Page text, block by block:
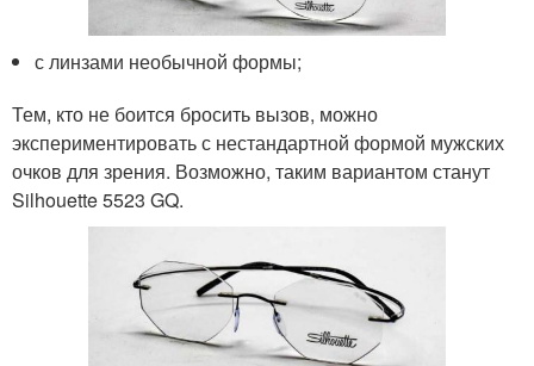
с линзами необычной формы;
Тем, кто не боится бросить вызов, можно
экспериментировать с нестандартной формой мужских
очков для зрения. Возможно, таким вариантом станут
Silhouette 5523 GQ.